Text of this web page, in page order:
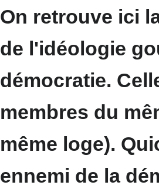
On retrouve ici
de l'idéologie
démocratie.
membres du
même loge).
ennemi de la